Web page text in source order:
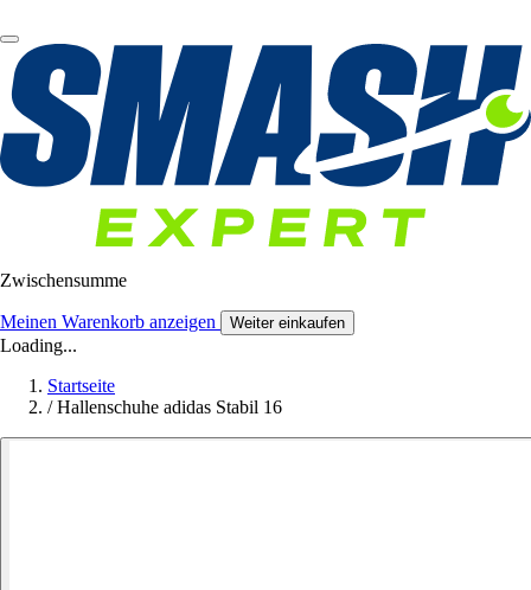
Zwischensumme
Meinen Warenkorb anzeigen Weiter einkaufen
Loading...
Startseite
/ Hallenschuhe adidas Stabil 16